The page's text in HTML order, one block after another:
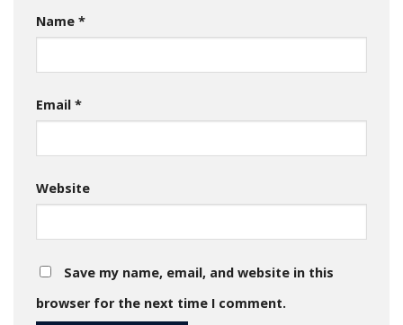
Name *
Email *
Website
Save my name, email, and website in this
browser for the next time I comment.